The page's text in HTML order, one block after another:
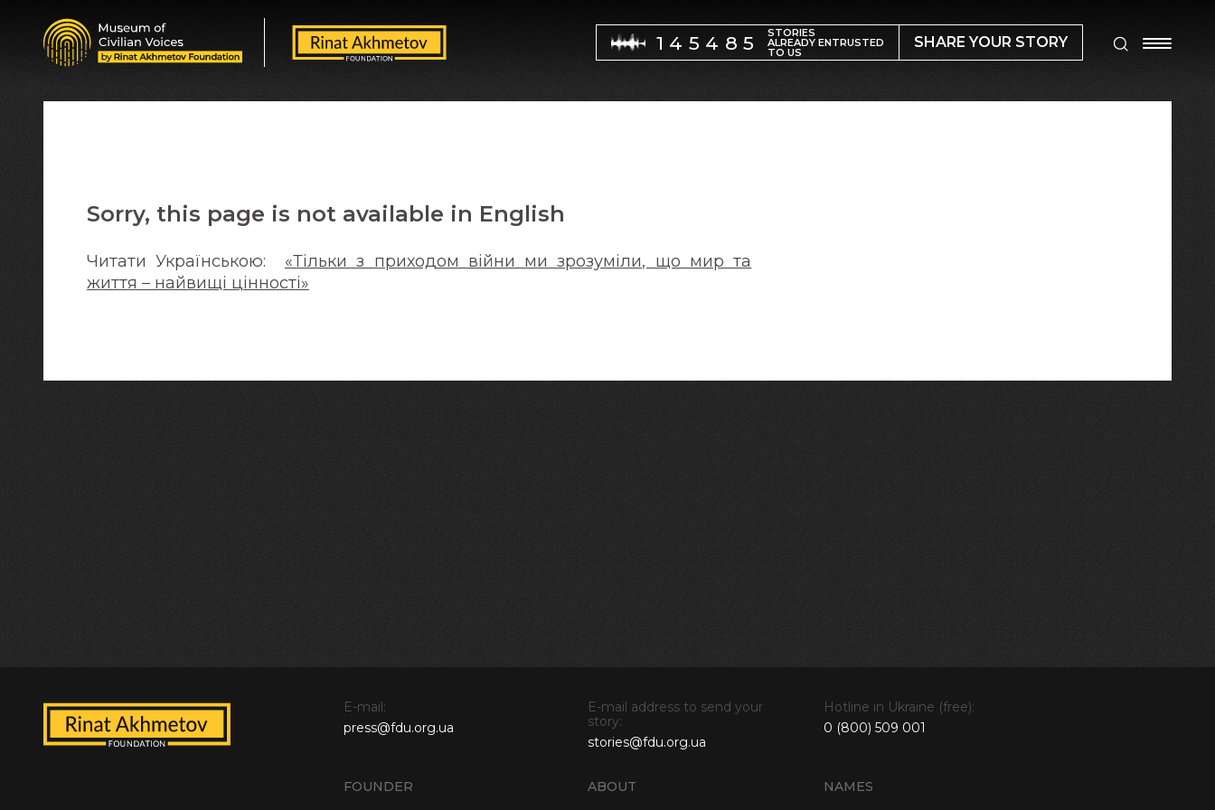
145485 STORIES
ALREADY ENTRUSTED
TO US
SHARE YOUR STORY
Sorry, this page is not available in English
Читати Українською: «Тільки з приходом війни ми зрозуміли, що мир та
життя – найвищі цінності»
FOUNDER ABOUT NAMES
E-mail:
press@fdu.org.ua
E-mail address to send your
story:
stories@fdu.org.ua
Hotline in Ukraine (free):
0 (800) 509 001